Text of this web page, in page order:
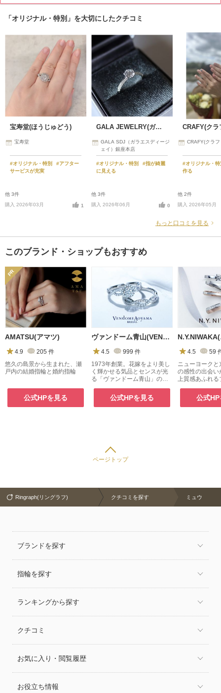
「オリジナル・特別」を大切にしたクチコミ
宝寿堂(ほうじゅどう)
宝寿堂
#オリジナル・特別
#アフター
サービスが充実
他 3件
購入 2026年03月
1
GALA JEWELRY(ガラジュエリー)
GALA SDJ（ガラエスディージ
ェイ）銀座本店
#オリジナル・特別
#指が綺麗
に見える
他 3件
購入 2026年06月
0
CRAFY(クラ
CRAFY(クラ
#オリジナル・
作る
他 2件
購入 2026年05月
もっと口コミを見る
このブランド・ショップもおすすめ
AMATSU(アマツ)
4.9 205 件
悠久の島景から生まれた、瀬
戸内の結婚指輪と婚約指輪
公式HPを見る
ヴァンドーム青山(VENDOME AOYAMA)
4.5 999 件
1973年創業。花嫁をより美し
く輝かせる気品とセンスが光
る「ヴァンドーム青山」のブ
公式HPを見る
4.5 59
ニューヨーク
の感性の出会い
上質感あふれる
公式
ページトップ
Ringraph(リングラフ) クチコミを探す ミュウ
ブランドを探す
指輪を探す
ランキングから探す
クチコミ
お気に入り・閲覧履歴
お役立ち情報